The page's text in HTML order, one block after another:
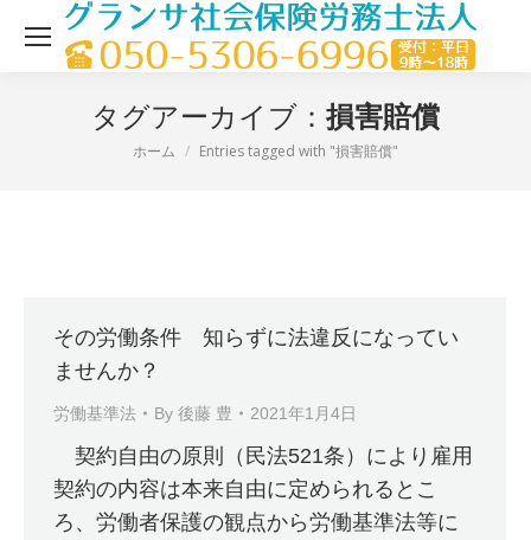
タグアーカイブ： 損害賠償
現在地：
ホーム Entries tagged with "損害賠償"
その労働条件 知らずに法違反になってい
ませんか？
労働基準法 By 後藤 豊 2021年1月4日
契約自由の原則（民法521条）により雇用
契約の内容は本来自由に定められるとこ
ろ、労働者保護の観点から労働基準法等に